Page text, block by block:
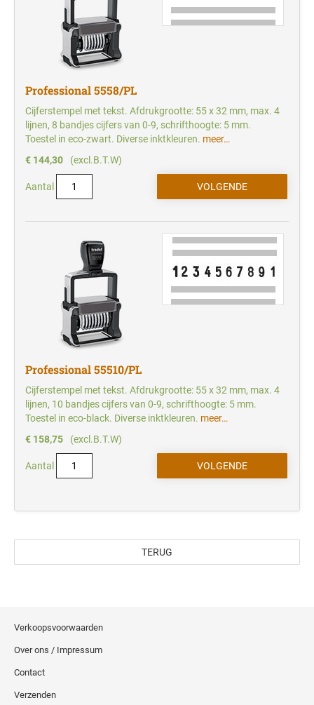
Professional 5558/PL
Cijferstempel met tekst. Afdrukgrootte: 55 x 32 mm, max. 4
lijnen, 8 bandjes cijfers van 0-9, schrifthoogte: 5 mm.
Toestel in eco-zwart. Diverse inktkleuren. meer…
€ 144,30
(excl.B.T.W)
Aantal
Professional 55510/PL
Cijferstempel met tekst. Afdrukgrootte: 55 x 32 mm, max. 4
lijnen, 10 bandjes cijfers van 0-9, schrifthoogte: 5 mm.
Toestel in eco-black. Diverse inktkleuren. meer…
€ 158,75
(excl.B.T.W)
Aantal
TERUG
Verkoopsvoorwaarden
Over ons / Impressum
Contact
Verzenden